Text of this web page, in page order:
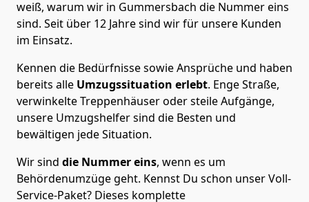
weiß, warum wir in Gummersbach die Nummer eins
sind. Seit über 12 Jahre sind wir für unsere Kunden
im Einsatz.
Kennen die Bedürfnisse sowie Ansprüche und haben
bereits alle Umzugssituation erlebt. Enge Straße,
verwinkelte Treppenhäuser oder steile Aufgänge,
unsere Umzugshelfer sind die Besten und
bewältigen jede Situation.
Wir sind die Nummer eins, wenn es um
Behördenumzüge geht. Kennst Du schon unser Voll-
Service-Paket? Dieses komplette